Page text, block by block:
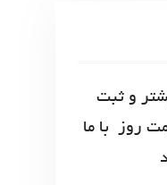
و ثبت
روز با ما